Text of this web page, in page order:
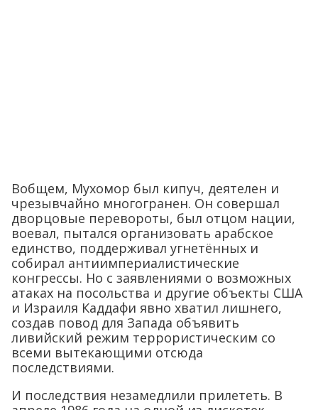
Вобщем, Мухомор был кипуч, деятелен и
чрезывчайно многогранен. Он совершал
дворцовые перевороты, был отцом нации,
воевал, пытался организовать арабское
единство, поддерживал угнетённых и
собирал антиимпериалистические
конгрессы. Но с заявлениями о возможных
атаках на посольства и другие объекты США
и Израиля Каддафи явно хватил лишнего,
создав повод для Запада объявить
ливийский режим террористическим со
всеми вытекающими отсюда
последствиями.
И последствия незамедлили прилететь. В